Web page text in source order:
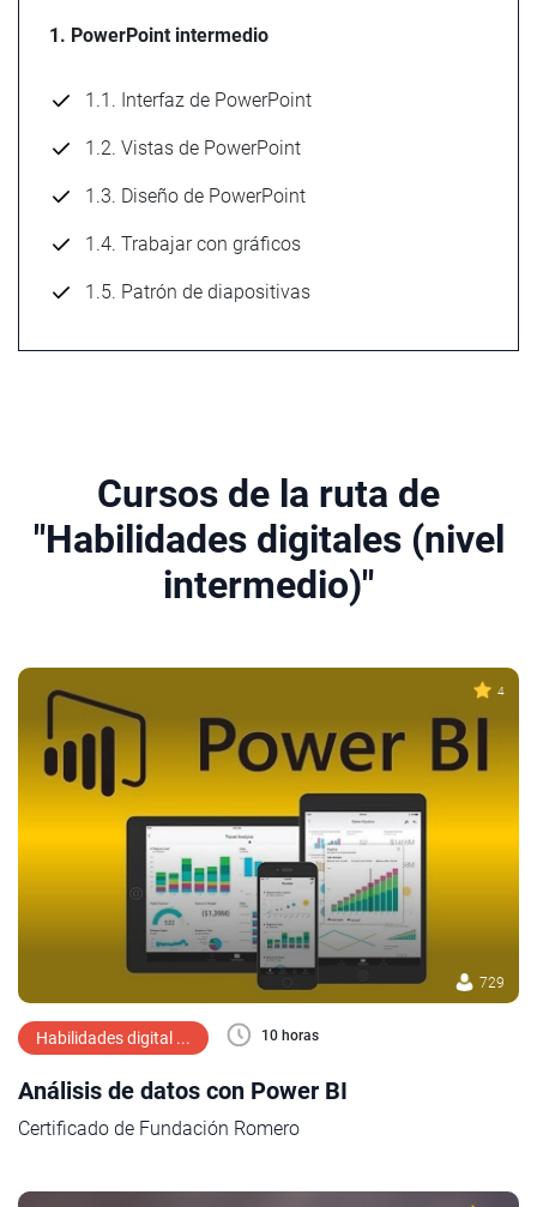
1. PowerPoint intermedio
1.1. Interfaz de PowerPoint
1.2. Vistas de PowerPoint
1.3. Diseño de PowerPoint
1.4. Trabajar con gráficos
1.5. Patrón de diapositivas
Cursos de la ruta de
"Habilidades digitales (nivel
intermedio)"
4
729
Habilidades digital ... 10 horas
Análisis de datos con Power BI
Certificado de Fundación Romero